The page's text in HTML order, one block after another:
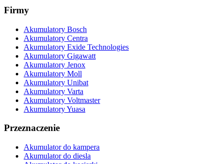
Firmy
Akumulatory Bosch
Akumulatory Centra
Akumulatory Exide Technologies
Akumulatory Gigawatt
Akumulatory Jenox
Akumulatory Moll
Akumulatory Unibat
Akumulatory Varta
Akumulatory Voltmaster
Akumulatory Yuasa
Przeznaczenie
Akumulator do kampera
Akumulator do diesla